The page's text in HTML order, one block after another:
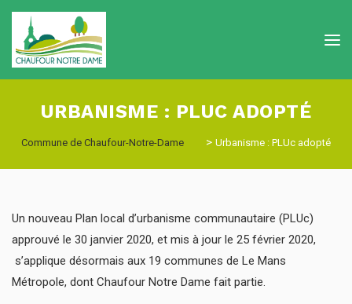
URBANISME : PLUC ADOPTÉ
Commune de Chaufour-Notre-Dame > Urbanisme : PLUc adopté
Un nouveau Plan local d’urbanisme communautaire (PLUc)
approuvé le 30 janvier 2020, et mis à jour le 25 février 2020,
s’applique désormais aux 19 communes de Le Mans
Métropole, dont Chaufour Notre Dame fait partie.